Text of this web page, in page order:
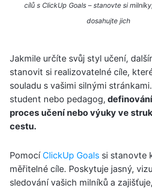
cílů s ClickUp Goals – stanovte si
dosahujte jich
Jakmile určíte svůj styl učení,
stanovit si realizovatelné cíle,
souladu s vašimi silnými
student nebo pedagog,
proces učení nebo výuky ve
cestu.
Pomocí ClickUp Goals si stanovte
měřitelné cíle. Poskytuje jasný,
sledování vašich milníků a